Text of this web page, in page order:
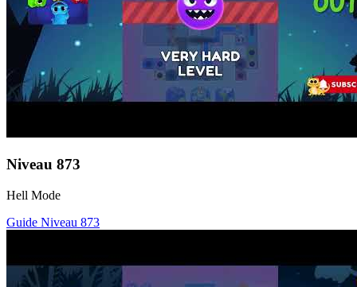
Niveau 873
Hell Mode
Guide Niveau 873